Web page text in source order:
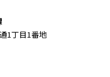
1丁目1番地